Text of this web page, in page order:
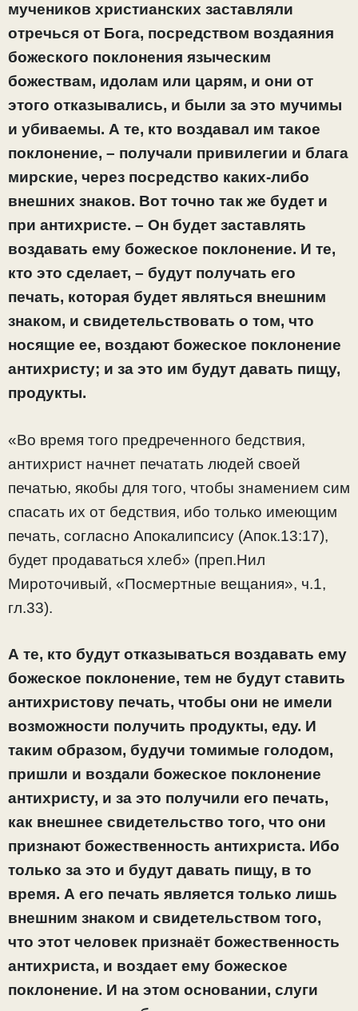
мучеников христианских заставляли
отречься от Бога, посредством воздаяния
божеского поклонения языческим
божествам, идолам или царям, и они от
этого отказывались, и были за это мучимы
и убиваемы. А те, кто воздавал им такое
поклонение, – получали привилегии и блага
мирские, через посредство каких-либо
внешних знаков. Вот точно так же будет и
при антихристе. – Он будет заставлять
воздавать ему божеское поклонение. И те,
кто это сделает, – будут получать его
печать, которая будет являться внешним
знаком, и свидетельствовать о том, что
носящие ее, воздают божеское поклонение
антихристу; и за это им будут давать пищу,
продукты.
«Во время того предреченного бедствия,
антихрист начнет печатать людей своей
печатью, якобы для того, чтобы знамением сим
спасать их от бедствия, ибо только имеющим
печать, согласно Апокалипсису (Апок.13:17),
будет продаваться хлеб» (преп.Нил
Мироточивый, «Посмертные вещания», ч.1,
гл.33).
А те, кто будут отказываться воздавать ему
божеское поклонение, тем не будут ставить
антихристову печать, чтобы они не имели
возможности получить продукты, еду. И
таким образом, будучи томимые голодом,
пришли и воздали божеское поклонение
антихристу, и за это получили его печать,
как внешнее свидетельство того, что они
признают божественность антихриста. Ибо
только за это и будут давать пищу, в то
время. А его печать является только лишь
внешним знаком и свидетельством того,
что этот человек признаёт божественность
антихриста, и воздает ему божеское
поклонение. И на этом основании, слуги